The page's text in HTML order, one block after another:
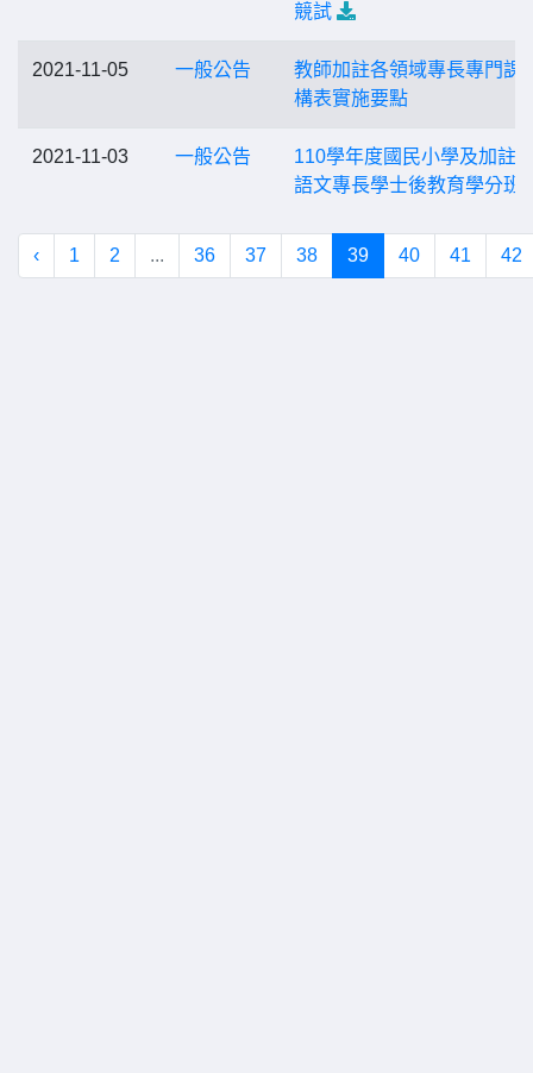
競試
2021-11-05 一般公告
教師加註各領域專長專門課
構表實施要點
2021-11-03 一般公告
110學年度國民小學及加註
語文專長學士後教育學分班
‹ 1 2 ... 36 37 38 39 40 41 42